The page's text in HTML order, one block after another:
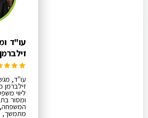
עו"ד
זילברמן
עו"ד,
זילברמן
ליווי
ומסור
המשפחה,
מתמשך,